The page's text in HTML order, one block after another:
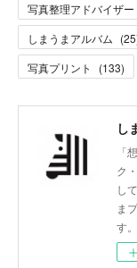
写真整理アドバイザー
しまうまアルバム (25
写真プリント
(133)
し
「
ク
し
ま
す